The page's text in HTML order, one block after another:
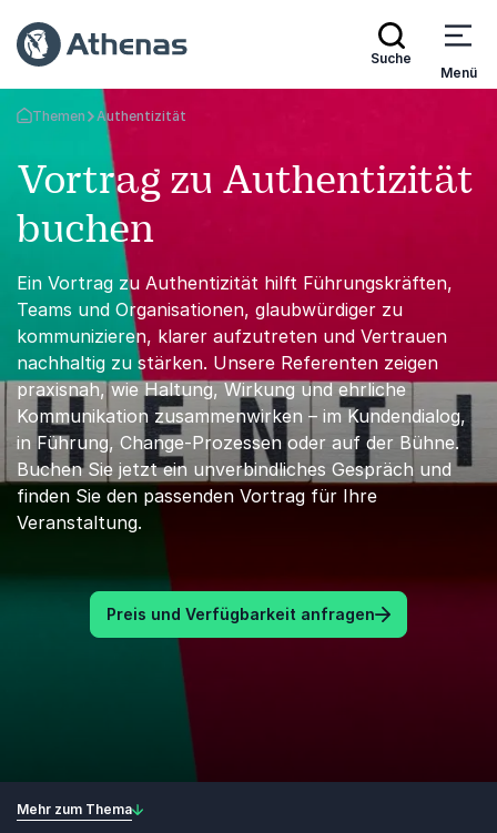
Suche
Menü
Zurück zur Startseite
Themen Authentizität
Vortrag zu Authentizität
buchen
Ein Vortrag zu Authentizität hilft Führungskräften,
Teams und Organisationen, glaubwürdiger zu
kommunizieren, klarer aufzutreten und Vertrauen
nachhaltig zu stärken. Unsere Referenten zeigen
praxisnah, wie Haltung, Wirkung und ehrliche
Kommunikation zusammenwirken – im Kundendialog,
in Führung, Change-Prozessen oder auf der Bühne.
Buchen Sie jetzt ein unverbindliches Gespräch und
finden Sie den passenden Vortrag für Ihre
Veranstaltung.
Preis und Verfügbarkeit anfragen
Mehr zum Thema